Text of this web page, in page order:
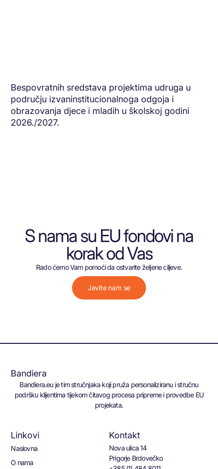
Bespovratnih sredstava projektima udruga u
području izvaninstitucionalnoga odgoja i
obrazovanja djece i mladih u školskoj godini
2026./2027.
S nama su EU fondovi na
korak od Vas
Rado ćemo Vam pomoći da ostvarite željene ciljeve.
Javite nam se
Bandiera
Bandiera.eu je tim stručnjaka koji pruža personaliziranu i stručnu
podršku klijentima tijekom čitavog procesa pripreme i provedbe EU
projekata.
Linkovi
Naslovna
O nama
Kontakt
Nova ulica 14
Prigorje Brdovečko